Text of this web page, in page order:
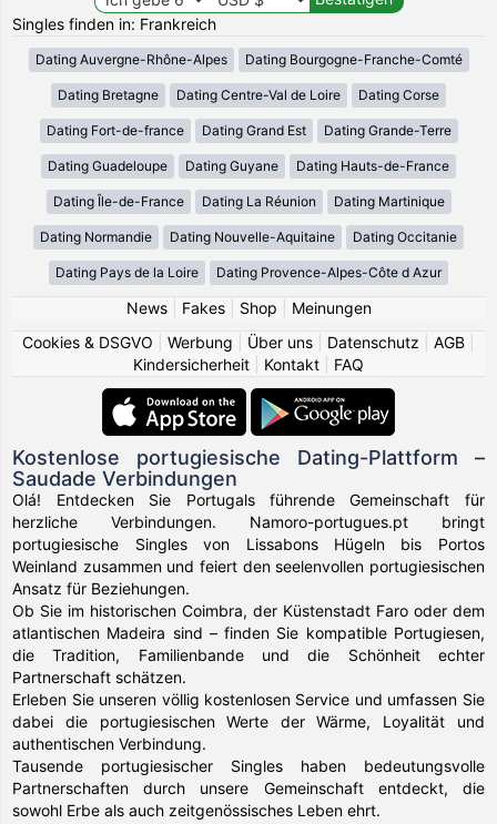
Singles finden in: Frankreich
Dating Auvergne-Rhône-Alpes Dating Bourgogne-Franche-Comté
Dating Bretagne Dating Centre-Val de Loire Dating Corse
Dating Fort-de-france Dating Grand Est Dating Grande-Terre
Dating Guadeloupe Dating Guyane Dating Hauts-de-France
Dating Île-de-France Dating La Réunion Dating Martinique
Dating Normandie Dating Nouvelle-Aquitaine Dating Occitanie
Dating Pays de la Loire Dating Provence-Alpes-Côte d Azur
News| Fakes| Shop
Meinungen
Cookies & DSGVO
Werbung Über uns Datenschutz AGB
Kindersicherheit
Kontakt FAQ
Kostenlose portugiesische Dating-Plattform –
Saudade Verbindungen
Olá! Entdecken Sie Portugals führende Gemeinschaft für
herzliche Verbindungen. Namoro-portugues.pt bringt
portugiesische Singles von Lissabons Hügeln bis Portos
Weinland zusammen und feiert den seelenvollen portugiesischen
Ansatz für Beziehungen.
Ob Sie im historischen Coimbra, der Küstenstadt Faro oder dem
atlantischen Madeira sind – finden Sie kompatible Portugiesen,
die Tradition, Familienbande und die Schönheit echter
Partnerschaft schätzen.
Erleben Sie unseren völlig kostenlosen Service und umfassen Sie
dabei die portugiesischen Werte der Wärme, Loyalität und
authentischen Verbindung.
Tausende portugiesischer Singles haben bedeutungsvolle
Partnerschaften durch unsere Gemeinschaft entdeckt, die
sowohl Erbe als auch zeitgenössisches Leben ehrt.